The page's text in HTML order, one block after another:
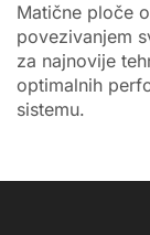
Matične ploče
povezivanjem
za najnovije
optimalnih
sistemu.